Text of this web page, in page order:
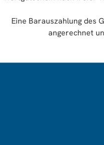
Eine Barauszahlung des
angerechnet